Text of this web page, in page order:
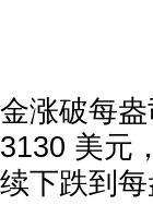
金涨破每
3130 美元
续下跌到